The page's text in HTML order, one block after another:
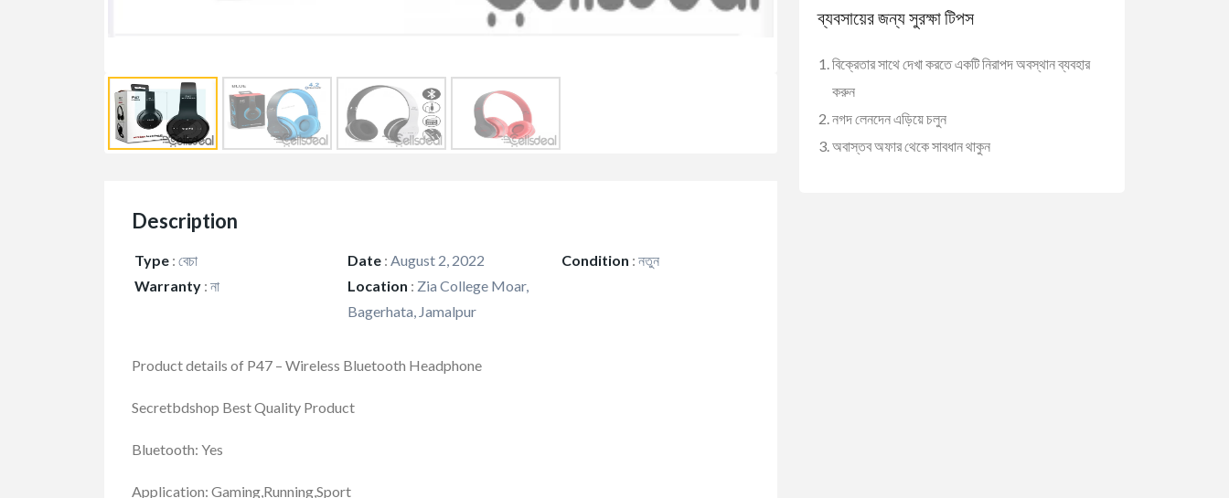
Description
Type : বেচা Date : August 2, 2022 Condition : নতুন
Warranty : না Location : Zia College Moar,
Bagerhata, Jamalpur
Product details of P47 – Wireless Bluetooth Headphone
Secretbdshop Best Quality Product
Bluetooth: Yes
Application: Gaming,Running,Sport
ব্যবসায়ের জন্য সুরক্ষা টিপস
বিক্রেতার সাথে দেখা করতে একটি নিরাপদ অবস্থান ব্যবহার
করুন
নগদ লেনদেন এড়িয়ে চলুন
অবাস্তব অফার থেকে সাবধান থাকুন